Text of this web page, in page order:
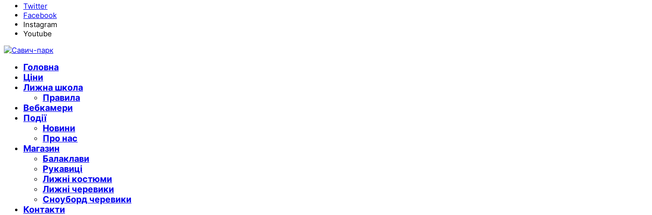
Twitter
Facebook
Instagram
Youtube
Головна
Ціни
Лижна школа
Правила
Вебкамери
Події
Новини
Про нас
Магазин
Балаклави
Рукавиці
Лижні костюми
Лижні черевики
Сноуборд черевики
Контакти